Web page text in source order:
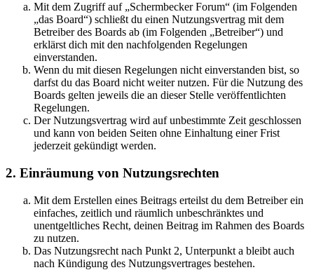
Mit dem Zugriff auf „Schermbecker Forum“ (im Folgenden
„das Board“) schließt du einen Nutzungsvertrag mit dem
Betreiber des Boards ab (im Folgenden „Betreiber“) und
erklärst dich mit den nachfolgenden Regelungen
einverstanden.
Wenn du mit diesen Regelungen nicht einverstanden bist, so
darfst du das Board nicht weiter nutzen. Für die Nutzung des
Boards gelten jeweils die an dieser Stelle veröffentlichten
Regelungen.
Der Nutzungsvertrag wird auf unbestimmte Zeit geschlossen
und kann von beiden Seiten ohne Einhaltung einer Frist
jederzeit gekündigt werden.
2. Einräumung von Nutzungsrechten
Mit dem Erstellen eines Beitrags erteilst du dem Betreiber ein
einfaches, zeitlich und räumlich unbeschränktes und
unentgeltliches Recht, deinen Beitrag im Rahmen des Boards
zu nutzen.
Das Nutzungsrecht nach Punkt 2, Unterpunkt a bleibt auch
nach Kündigung des Nutzungsvertrages bestehen.